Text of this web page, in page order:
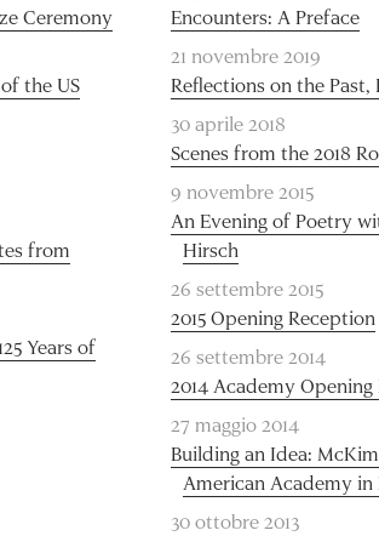
Ceremony
the US
from
Years of
Encounters: A Preface
21 novembre 2019
Reflections on the
30 aprile 2018
Scenes from the 2018
9 novembre 2015
An Evening of Poetry
Hirsch
26 settembre 2015
2015 Opening Reception
26 settembre 2014
2014 Academy
27 maggio 2014
Building an Idea:
American Academy in
30 ottobre 2013